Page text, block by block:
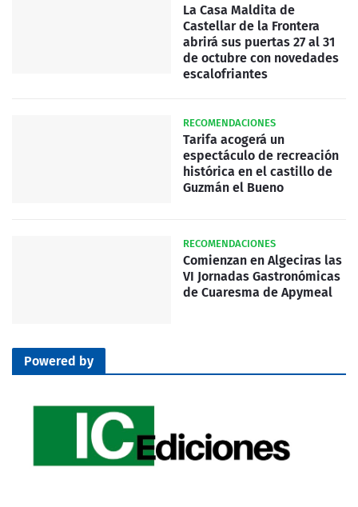
La Casa Maldita de
Castellar de la Frontera
abrirá sus puertas 27 al 31
de octubre con novedades
escalofriantes
RECOMENDACIONES
Tarifa acogerá un
espectáculo de recreación
histórica en el castillo de
Guzmán el Bueno
RECOMENDACIONES
Comienzan en Algeciras las
VI Jornadas Gastronómicas
de Cuaresma de Apymeal
Powered by